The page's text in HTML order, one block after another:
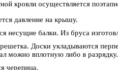
кровли осуществляется
давление на крышу.
несущие балки. Из бруса
Доски укладываются
можно вплотную либо в разрядку.
черепица.